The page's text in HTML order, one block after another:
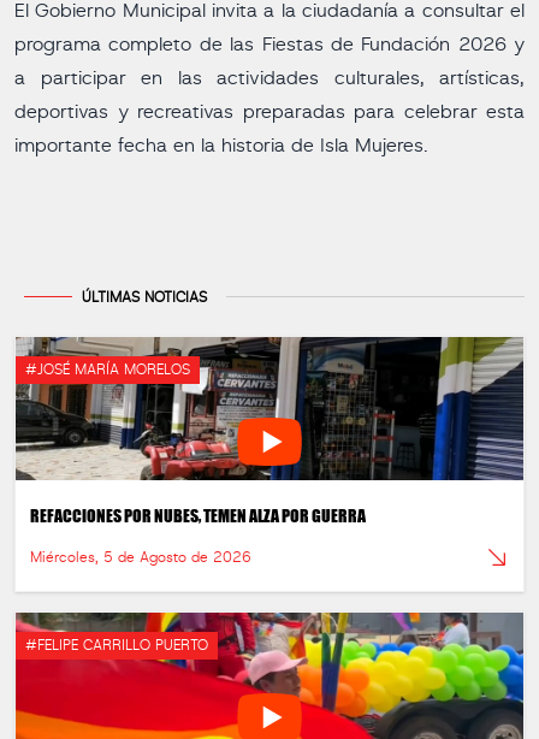
El Gobierno Municipal invita a la ciudadanía a consultar el
programa completo de las Fiestas de Fundación 2026 y
a participar en las actividades culturales, artísticas,
deportivas y recreativas preparadas para celebrar esta
importante fecha en la historia de Isla Mujeres.
ÚLTIMAS NOTICIAS
#JOSÉ MARÍA MORELOS
REFACCIONES POR NUBES, TEMEN ALZA POR GUERRA
Miércoles, 5 de Agosto de 2026
#FELIPE CARRILLO PUERTO